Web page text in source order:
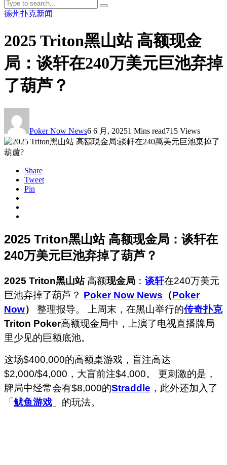
德州扑克新闻
2025 Triton黑山站 高额现金
局：谈轩在240万美元巨池弃掉
了葫芦？
Poker Now News6 6 月, 20251 Mins read715 Views
Share
Tweet
Pin
2025 Triton黑山站 高额现金局：谈轩在
240万美元巨池弃掉了葫芦？
2025 Triton黑山站高额现金局 ： 谈轩在240万美元
巨池弃掉了葫芦？ Poker Now News （Poker
Now） 整理报导。 上周末，在黑山举行的传奇扑克
Triton Poker高额现金局中，上演了电视直播牌局
里少见的巨额底池。
这场$400,000的高额桌游戏，盲注高达
$2,000/$4,000，大盲前注$4,000。 更刺激的是，
牌局中经常会有$8,000的Straddle ，此外还加入了
「鱿鱼游戏 」的玩法。